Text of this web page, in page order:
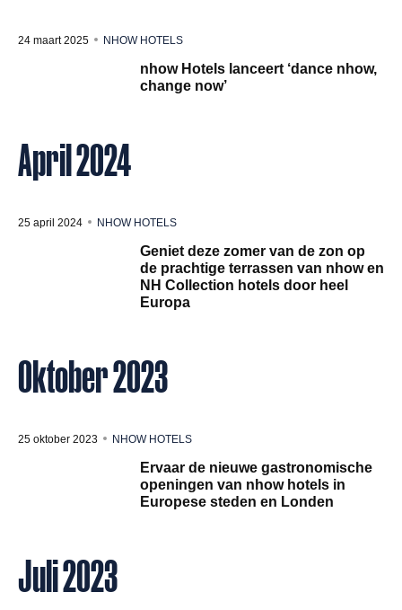
24 maart 2025 NHOW HOTELS
nhow Hotels lanceert ‘dance nhow,
change now’
April 2024
25 april 2024 NHOW HOTELS
Geniet deze zomer van de zon op
de prachtige terrassen van nhow en
NH Collection hotels door heel
Europa
Oktober 2023
25 oktober 2023 NHOW HOTELS
Ervaar de nieuwe gastronomische
openingen van nhow hotels in
Europese steden en Londen
Juli 2023